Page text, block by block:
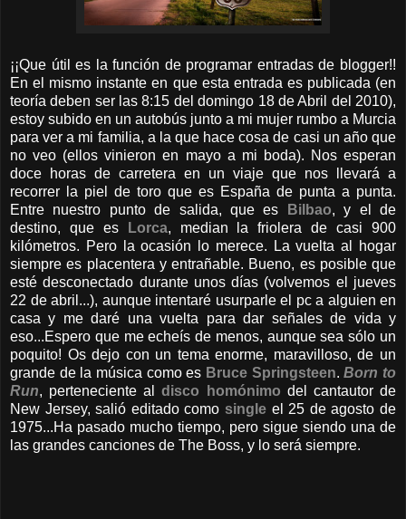
¡¡Que útil es la función de programar entradas de blogger!!
En el mismo instante en que esta entrada es publicada (en
teoría deben ser las 8:15 del domingo 18 de Abril del 2010),
estoy subido en un autobús junto a mi mujer rumbo a Murcia
para ver a mi familia, a la que hace cosa de casi un año que
no veo (ellos vinieron en mayo a mi boda). Nos esperan
doce horas de carretera en un viaje que nos llevará a
recorrer la piel de toro que es España de punta a punta.
Entre nuestro punto de salida, que es
Bilbao, y el de
destino, que es
Lorca, median la friolera de casi 900
kilómetros. Pero la ocasión lo merece. La vuelta al hogar
siempre es placentera y entrañable. Bueno, es posible que
esté desconectado durante unos días (volvemos el jueves
22 de abril...), aunque intentaré usurparle el pc a alguien en
casa y me daré una vuelta para dar señales de vida y
eso...Espero que me echeís de menos, aunque sea sólo un
poquito! Os dejo con un tema enorme, maravilloso, de un
grande de la música como es Bruce Springsteen.Born to
Run, perteneciente aldisco homónimo del cantautor de
New Jersey, salió editado como single el 25 de agosto de
1975...Ha pasado mucho tiempo, pero sigue siendo una de
las grandes canciones de The Boss, y lo será siempre.